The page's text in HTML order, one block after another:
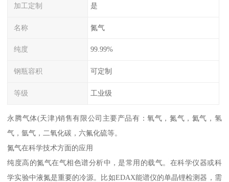
加工定制 是
名称 氮气
纯度 99.99%
钢瓶容积 可定制
等级 工业级
永腾气体(天津)销售有限公司主要产品有：氧气，氮气，氦气，氢
气，氩气，二氧化碳，六氟化硫等。
氮气在科学技术方面的应用
纯度高的氮气在气相色谱分析中，是常用的载气。在科学仪器或科
学实验中液氮是重要的冷源。比如EDAX能谱仪的单晶锂检测器，需